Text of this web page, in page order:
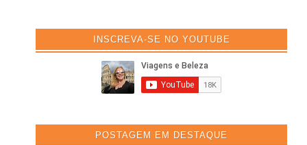
INSCREVA-SE NO YOUTUBE
POSTAGEM EM DESTAQUE